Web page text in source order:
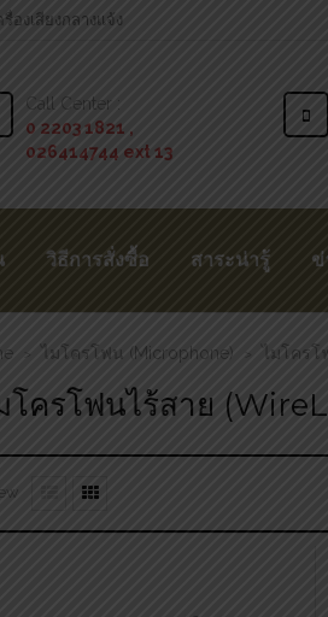
องเสียงกลางแจ้ง
Call Center :
0 2203 1821 ,
026414744 ext 13
วิธีการสั่งซื้อ สาระน่ารู้ ข่
> ไมโครโฟน (Microphone) > ไมโครโ
โครโฟนไร้สาย